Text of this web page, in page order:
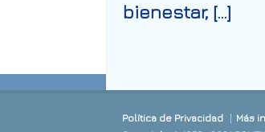
bienestar, […]
Política de Privacidad
Más